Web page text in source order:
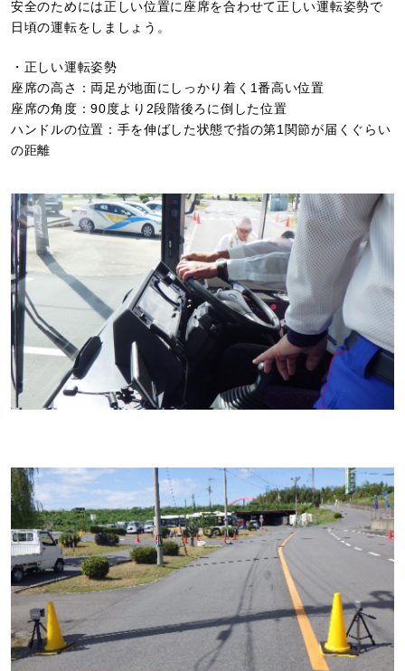
安全のためには正しい位置に座席を合わせて正しい運転姿勢で
日頃の運転をしましょう。
・正しい運転姿勢
座席の高さ：両足が地面にしっかり着く1番高い位置
座席の角度：90度より2段階後ろに倒した位置
ハンドルの位置：手を伸ばした状態で指の第1関節が届くぐらい
の距離